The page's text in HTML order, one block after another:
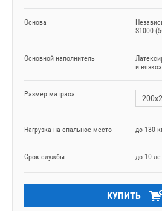
Основа
S1000
Основной наполнитель
и
Размер матраса
Нагрузка на спальное место до 130
Срок службы до 10
КУПИТЬ